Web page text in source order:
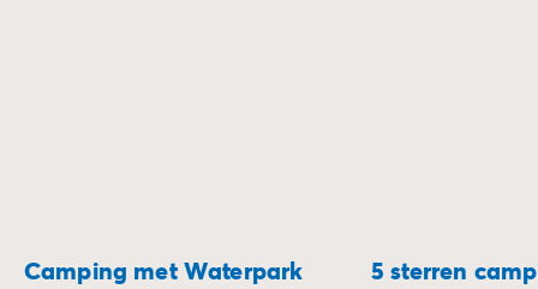
Camping met Waterpark 5 sterren